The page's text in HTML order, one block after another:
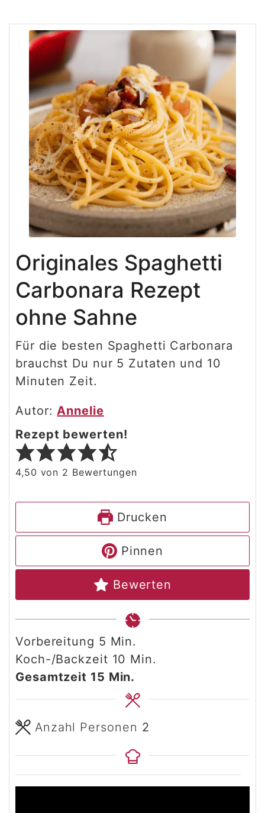
Originales Spaghetti
Carbonara Rezept
ohne Sahne
Für die besten Spaghetti Carbonara
brauchst Du nur 5 Zutaten und 10
Minuten Zeit.
Autor:Annelie
Rezept bewerten!
4,50 von 2 Bewertungen
Drucken
Pinnen
Bewerten
Vorbereitung 5 Minuten
Min.
Koch-/Backzeit 10 Minuten
Min.
Gesamtzeit 15 Minuten
Min.
Anzahl Personen 2